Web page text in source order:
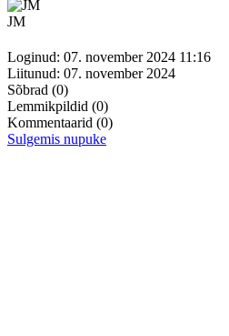
JM
Loginud: 07. november 2024 11:16
Liitunud: 07. november 2024
Sõbrad (0)
Lemmikpildid (0)
Kommentaarid (0)
Sulgemis nupuke